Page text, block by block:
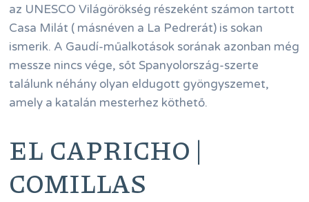
az UNESCO Világörökség részeként számon tartott
Casa Milát ( másnéven a La Pedrerát) is sokan
ismerik. A Gaudí-műalkotások sorának azonban még
messze nincs vége, sőt Spanyolország-szerte
találunk néhány olyan eldugott gyöngyszemet,
amely a katalán mesterhez köthető.
EL CAPRICHO |
COMILLAS